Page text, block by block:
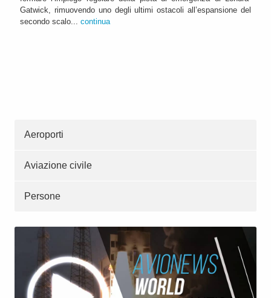
Gatwick, rimuovendo uno degli ultimi ostacoli all’espansione del
secondo scalo... continua
Aeroporti
Aviazione civile
Persone